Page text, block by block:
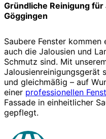
Gründliche Reinigung
Göggingen
Saubere Fenster
auch die Jalousien und
Schmutz sind. Mit
Jalousienreinigungsgerät
und gleichmäßig – auf
einer professionellen
Fassade in einheitlicher
gepflegt.